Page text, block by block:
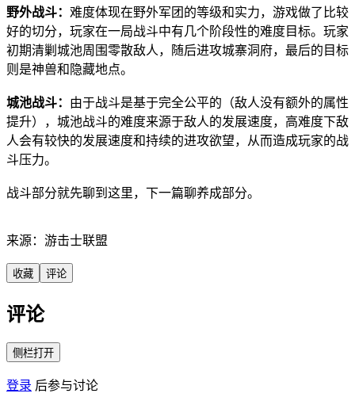
野外战斗： 难度体现在野外军团的等级和实力，游戏做了比较
好的切分，玩家在一局战斗中有几个阶段性的难度目标。玩家
初期清剿城池周围零散敌人，随后进攻城寨洞府，最后的目标
则是神兽和隐藏地点。
城池战斗： 由于战斗是基于完全公平的（敌人没有额外的属性
提升），城池战斗的难度来源于敌人的发展速度，高难度下敌
人会有较快的发展速度和持续的进攻欲望，从而造成玩家的战
斗压力。
战斗部分就先聊到这里，下一篇聊养成部分。
来源：游击士联盟
收藏 评论
评论
侧栏打开
登录 后参与讨论